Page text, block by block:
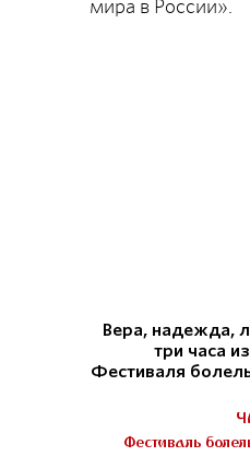
мира в России».
Вера, надежда,
три часа
Фестиваля
Фестиваль